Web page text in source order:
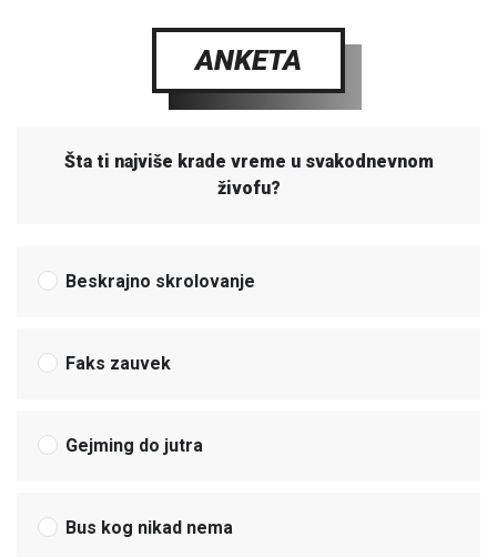
ANKETA
Šta ti najviše krade vreme u svakodnevnom
živofu?
Beskrajno skrolovanje
Faks zauvek
Gejming do jutra
Bus kog nikad nema